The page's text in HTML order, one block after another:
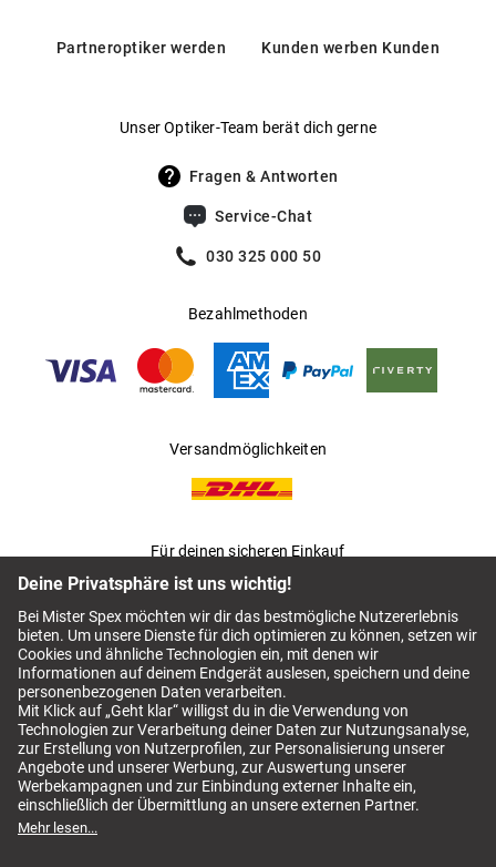
Partneroptiker werden Kunden werben Kunden
Unser Optiker-Team berät dich gerne
Fragen & Antworten
Service-Chat
030 325 000 50
Bezahlmethoden
Versandmöglichkeiten
Für deinen sicheren Einkauf
AGB Mister Spex Switch AGB Impressum
Datenschutz